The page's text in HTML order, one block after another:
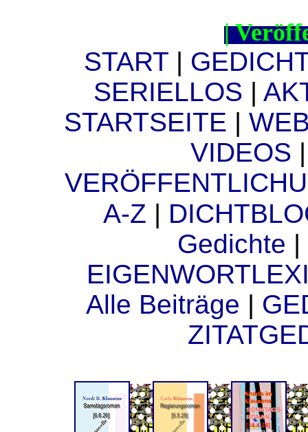
|
START |
SERIELLOS |
STARTSEITE |
VIDEOS
A-Z |
Gedichte |
Alle Beiträge |